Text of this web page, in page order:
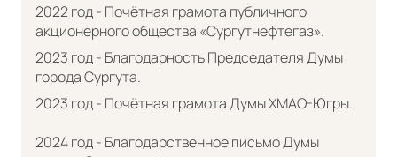
2022 год - Почётная грамота публичного
акционерного общества «Сургутнефтегаз».
2023 год - Благодарность Председателя Думы
города Сургута.
2023 год - Почётная грамота Думы ХМАО-Югры.
2024 год - Благодарственное письмо Думы